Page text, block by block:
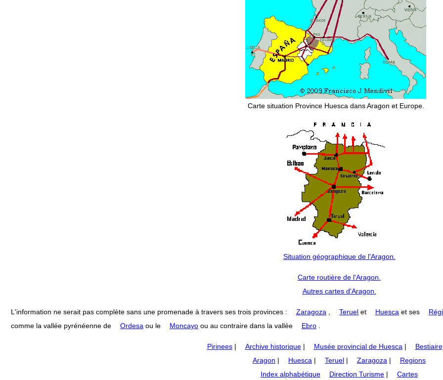
Carte situation Province Huesca dans Aragon et Europe.
Situation géographique de l'Aragon.
Carte routière de l'Aragon.
Autres cartes d'Aragon.
L'information ne serait pas complète sans une promenade à travers ses trois provinces : Zaragoza , Teruel et Huesca et ses
comme la vallée pyrénéenne de
Ordesa ou le Moncayo ou au contraire dans la vallée Ebro .
Pirinees| Archive historique| Musée provincial de Huesca| Bestiaire
Aragon | Huesca | Teruel | Zaragoza |
Regions
Index alphabétique
Direction Turisme | Cartes